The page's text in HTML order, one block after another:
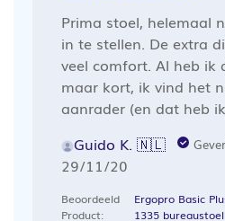
Prima stoel, helemaal
in te stellen. De extra
veel comfort. Al heb ik
maar kort, ik vind het
aanrader (en dat heb
Guido K. 🇳🇱
Publicatiedatum
29/11/20
Beoordeeld
Product:
Ergopro Basic
1335 bureaustoel